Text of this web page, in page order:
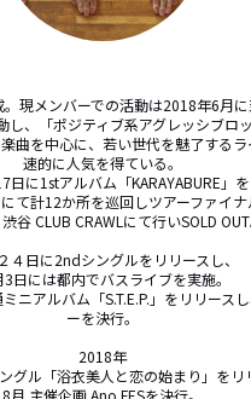
現メンバーでの活動は2018年6月に
、「ポジティブ系アグレッシブロッ
曲を中心に、若い世代を魅了する
速的に人気を得ている。
日に1stアルバム「KARAYABURE」
て計12か所を巡回しツアーファイ
谷 CLUB CRAWLにて行いSOLD OUT
４日に2ndシングルをリリースし、
3日には都内でバスライブを実施。
ニアルバム「S.T.E.P.」をリリース
ーを決行。
2018年
グル「浴衣美人と恋の始まり」をリ
8月 主催企画 Ano FESを決行。